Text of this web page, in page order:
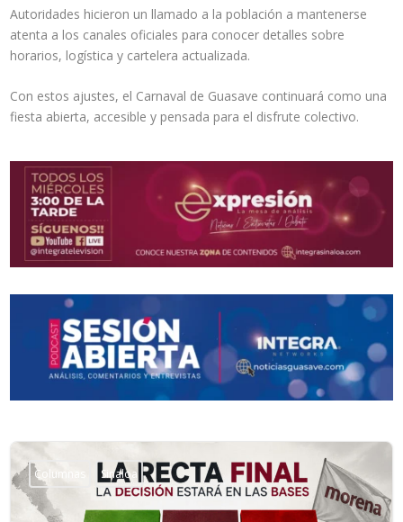
Autoridades hicieron un llamado a la población a mantenerse
atenta a los canales oficiales para conocer detalles sobre
horarios, logística y cartelera actualizada.
Con estos ajustes, el Carnaval de Guasave continuará como una
fiesta abierta, accesible y pensada para el disfrute colectivo.
Columnas Sinaloa